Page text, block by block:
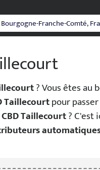
? Vous êtes au
Taillecourtpour
Taillecourt? C'est